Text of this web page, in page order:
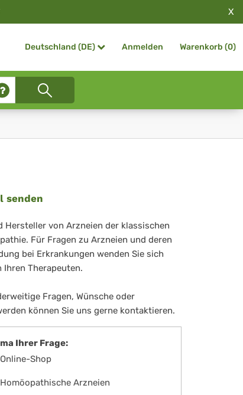
X
Deutschland (DE) Anmelden Warenkorb (0)
senden
Hersteller von Arzneien der klassischen
Für Fragen zu Arzneien und deren
bei Erkrankungen wenden Sie sich
Ihren Therapeuten.
Fragen, Wünsche oder
können Sie uns gerne kontaktieren.
Ihrer Frage:
Online-Shop
Homöopathische Arzneien